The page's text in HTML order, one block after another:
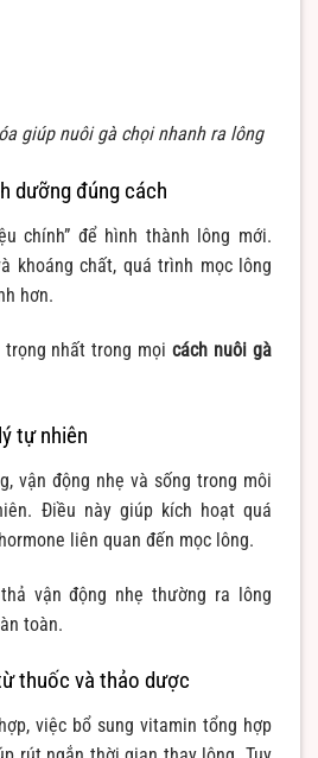
giúp nuôi gà chọi nhanh ra lông
dưỡng đúng cách
chính” để hình thành lông mới.
khoáng chất, quá trình mọc lông
hơn.
trọng nhất trong mọicách nuôi gà
tự nhiên
vận động nhẹ và sống trong môi
Điều này giúp kích hoạt quá
liên quan đến mọc lông.
vận động nhẹ thường ra lông
toàn.
thuốc và thảo dược
việc bổ sung vitamin tổng hợp